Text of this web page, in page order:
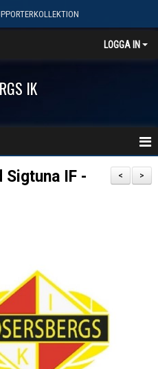
LOGGA IN
IK
>
<
Sigtuna IF -